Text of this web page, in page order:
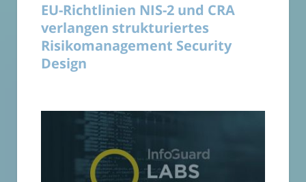
EU-Richtlinien NIS-2 und CRA
verlangen strukturiertes
Risikomanagement Security
Design